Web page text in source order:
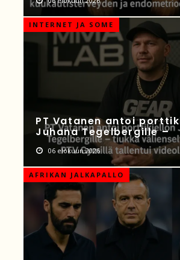
INTERNET JA SOME
PT Vatanen antoi
Juhana Tegelbergille –
06 elokuun 2026
AFRIKAN JALKAPALLO